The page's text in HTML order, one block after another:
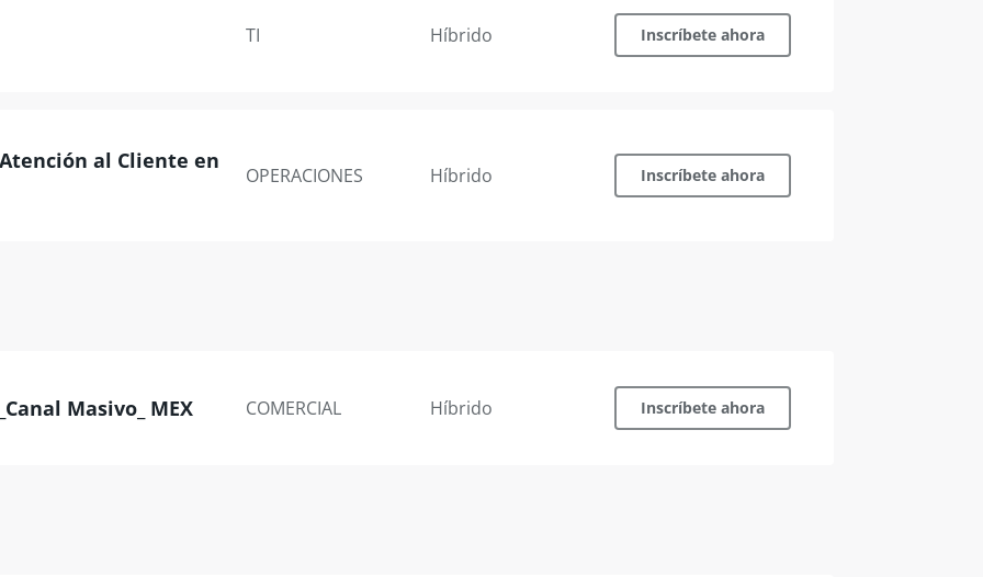
TI Híbrido Inscríbete ahora
al Cliente en
OPERACIONES Híbrido Inscríbete ahora
Masivo_ MEX COMERCIAL Híbrido Inscríbete ahora